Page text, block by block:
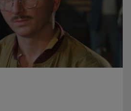
Anghel – a patra cea mai votată